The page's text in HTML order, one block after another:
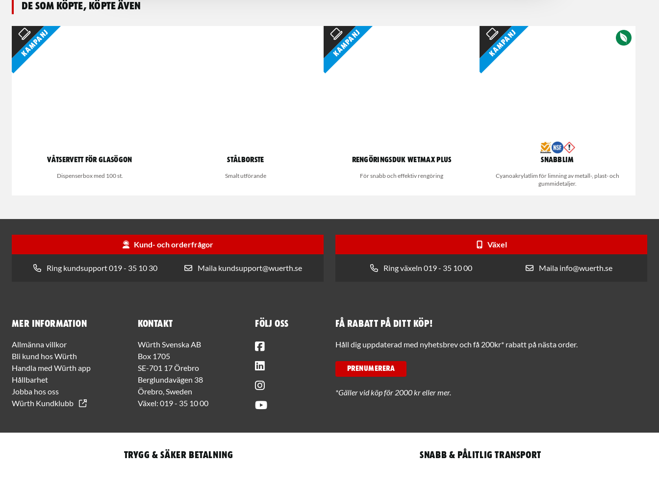
De som köpte, köpte även
Kampanj
Våtservett för glasögon
Dispenserbox med 100 st.
Stålborste
Smalt utförande
Kampanj
Rengöringsduk Wetmax Plus
För snabb och effektiv rengöring
Kampanj
Snabblim
Cyanoakrylatlim för limning av metall-, plast- och
gummidetaljer.
Kund- och orderfrågor
Ring kundsupport 019 - 35 10 30 Maila kundsupport@wuerth.se
Växel
Ring växeln 019 - 35 10 00 Maila info@wuerth.se
Mer information
Allmänna villkor
Bli kund hos Würth
Handla med Würth app
Hållbarhet
Jobba hos oss
Würth Kundklubb
Kontakt
Würth Svenska AB
Box 1705
SE-701 17 Örebro
Berglundavägen 38
Örebro, Sweden
Växel: 019 - 35 10 00
Följ oss Få rabatt på ditt köp!
Håll dig uppdaterad med nyhetsbrev och få 200kr* rabatt på nästa order.
PRENUMERERA
*Gäller vid köp för 2000 kr eller mer.
Trygg & säker betalning Snabb & pålitlig transport